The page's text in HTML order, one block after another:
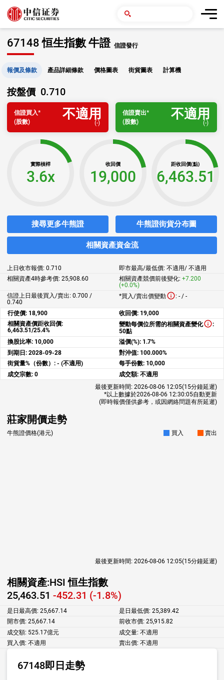
67148 恒生指數 牛證 信證發行
報價及條款 產品詳細條款 價格圖表 街貨圖表 計算機
按盤價 0.710
信證買入*
(股數)
不適用
(-)
信證賣出*
(股數)
不適用
(-)
實際槓桿
3.6x
收回價
19,000
距收回價(點)
6,463.51
搜尋更多牛熊證 牛熊證街貨分布圖
相關資產資金流
上日收市報價: 0.710 即市最高/最低價: 不適用/ 不適用
相關資產4時參考價: 25,908.60 相關資產競價前後變化: +7.200
(+0.0%)
信證上日最後買入/賣出: 0.700 /
0.740
*買入/賣出價變動 : - / -
行使價: 18,900 收回價: 19,000
相關資產價距收回價:
6,463.51/25.4%
變動每價位所需的相關資產變化
:
50點
換股比率: 10,000 溢價(%): 1.7%
到期日: 2028-09-28 對沖值: 100.000%
街貨量%（份數）: - (不適用) 每手份數: 10,000
成交宗數: 0 成交額: 不適用
最後更新時間: 2026-08-06 12:05(15分鐘延遲)
*以上數據於2026-08-06 12:30:05自動更新
(即時報價僅供參考，或因網絡問題有所延遲)
莊家開價走勢
牛熊證價格(港元) 買入 賣出
最後更新時間: 2026-08-06 12:05(15分鐘延遲)
相關資產:HSI 恒生指數
25,463.51 -452.31 (-1.8%)
是日最高價: 25,667.14 是日最低價: 25,389.42
開市價: 25,667.14 前收市價: 25,915.82
成交額: 525.17億元 成交量: 不適用
買入價: 不適用 賣出價: 不適用
67148即日走勢